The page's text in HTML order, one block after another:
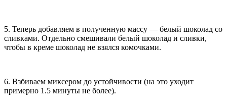
5. Теперь добавляем в полученную массу — белый шоколад со
сливками. Отдельно смешивали белый шоколад и сливки,
чтобы в креме шоколад не взялся комочками.
6. Взбиваем миксером до устойчивости (на это уходит
примерно 1.5 минуты не более).